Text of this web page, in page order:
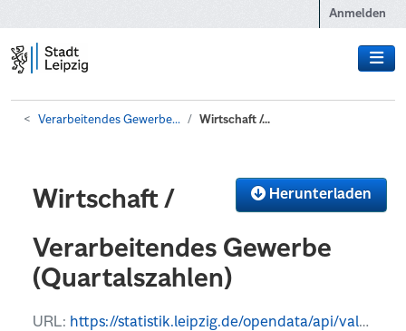
Anmelden
Verarbeitendes Gewerbe... Wirtschaft /...
Herunterladen
Wirtschaft /
Verarbeitendes Gewerbe
(Quartalszahlen)
URL: https://statistik.leipzig.de/opendata/api/values?kategorie_nr=8&rubrik_nr=3&periode=q&format=csv